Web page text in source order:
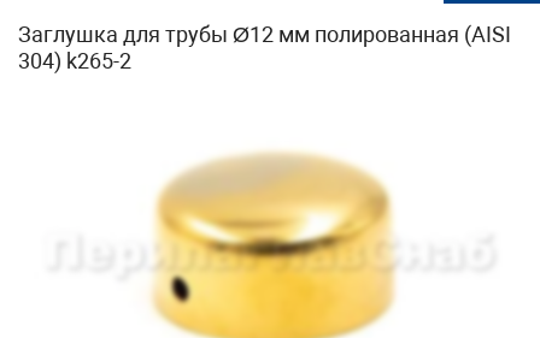
Заглушка для трубы Ø12 мм полированная (AISI
304) k265-2